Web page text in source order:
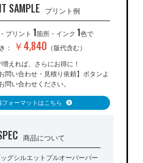
SAMPLE プリント例
プリント 1箇所・インク 1色で
：
￥4,840 （版代含む）
増えれば、さらにお得に！
問い合わせ・見積り依頼】ボタンよ
問い合わせください。
フォーマットはこちら
商品について
ッグシルエットプルオーバーパー